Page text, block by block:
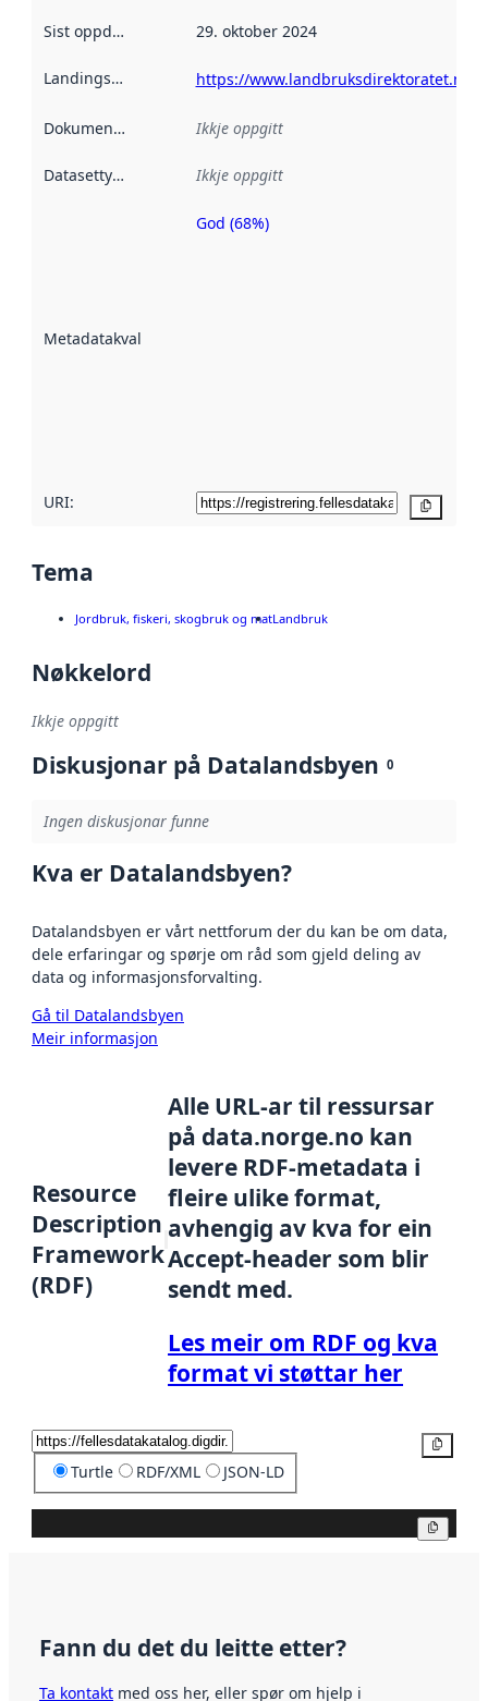
Sist oppdatert 29. oktober 2024
Landingsside https://www.landbruksdirektoratet.no/
Dokumentasjon Ikkje oppgitt
Datasettype Ikkje oppgitt
Metadatakvalitet
Metadatakvalitet
God (68%)
URI:
Tema
Jordbruk, fiskeri, skogbruk og matLandbruk
Nøkkelord
Ikkje oppgitt
Diskusjonar på Datalandsbyen 0
Ingen diskusjonar funne
Kva er Datalandsbyen?
Datalandsbyen er vårt nettforum der du kan be om data,
dele erfaringar og spørje om råd som gjeld deling av
data og informasjonsforvalting.
Gå til Datalandsbyen
Meir informasjon
Resource
Description
Framework
(RDF)
Alle URL-ar til ressursar
på data.norge.no kan
levere RDF-metadata i
fleire ulike format,
avhengig av kva for ein
Accept-header som blir
sendt med.
Les meir om RDF og kva
format vi støttar her
Turtle RDF/XML JSON-LD
Fann du det du leitte etter?
Ta kontakt med oss her, eller spør om hjelp i